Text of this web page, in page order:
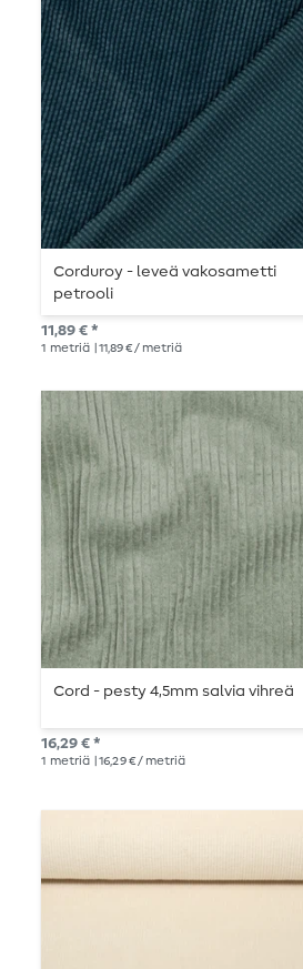
Corduroy - leveä vakosametti
petrooli
11,89 € *
1 metriä | 11,89 € / metriä
Cord - pesty 4,5mm salvia vihreä
16,29 € *
1 metriä | 16,29 € / metriä